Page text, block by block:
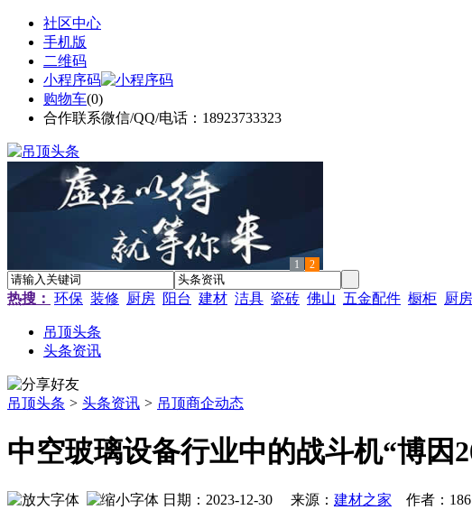
社区中心
手机版
二维码
小程序码
购物车(0)
合作联系微信/QQ/电话：18923733323
1 2
热搜： 环保 装修 厨房 阳台 建材 洁具 瓷砖 佛山 五金配件 橱柜 厨
吊顶头条
头条资讯
吊顶头条 > 头条资讯 > 吊顶商企动态
中空玻璃设备行业中的战斗机“博因
日期：2023-12-30 来源： 建材之家 作者：